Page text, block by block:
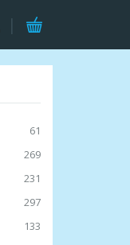
61
269
231
297
133